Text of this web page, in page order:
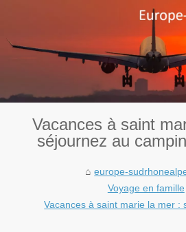
Vacances à saint
séjournez au
europe-
Voyage en famille
Vacances à saint marie la mer :